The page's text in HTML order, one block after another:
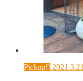
Pickup!! 2021.3.21